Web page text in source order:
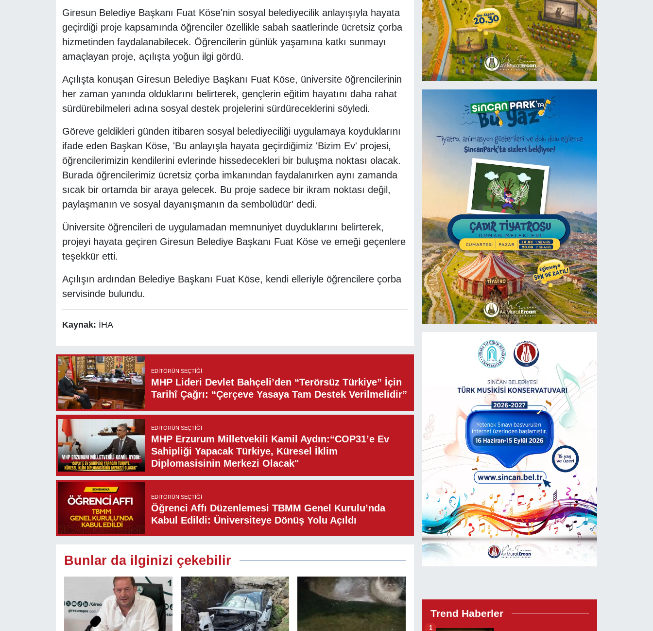
Giresun Belediye Başkanı Fuat Köse'nin sosyal belediyecilik anlayışıyla hayata
geçirdiği proje kapsamında öğrenciler özellikle sabah saatlerinde ücretsiz çorba
hizmetinden faydalanabilecek. Öğrencilerin günlük yaşamına katkı sunmayı
amaçlayan proje, açılışta yoğun ilgi gördü.
Açılışta konuşan Giresun Belediye Başkanı Fuat Köse, üniversite öğrencilerinin
her zaman yanında olduklarını belirterek, gençlerin eğitim hayatını daha rahat
sürdürebilmeleri adına sosyal destek projelerini sürdüreceklerini söyledi.
Göreve geldikleri günden itibaren sosyal belediyeciliği uygulamaya koyduklarını
ifade eden Başkan Köse, 'Bu anlayışla hayata geçirdiğimiz 'Bizim Ev' projesi,
öğrencilerimizin kendilerini evlerinde hissedecekleri bir buluşma noktası olacak.
Burada öğrencilerimiz ücretsiz çorba imkanından faydalanırken aynı zamanda
sıcak bir ortamda bir araya gelecek. Bu proje sadece bir ikram noktası değil,
paylaşmanın ve sosyal dayanışmanın da sembolüdür' dedi.
Üniversite öğrencileri de uygulamadan memnuniyet duyduklarını belirterek,
projeyi hayata geçiren Giresun Belediye Başkanı Fuat Köse ve emeği geçenlere
teşekkür etti.
Açılışın ardından Belediye Başkanı Fuat Köse, kendi elleriyle öğrencilere çorba
servisinde bulundu.
Kaynak: İHA
EDITÖRÜN SEÇTIĞI
MHP Lideri Devlet Bahçeli’den “Terörsüz Türkiye” İçin
Tarihî Çağrı: “Çerçeve Yasaya Tam Destek Verilmelidir”
EDITÖRÜN SEÇTIĞI
MHP Erzurum Milletvekili Kamil Aydın:“COP31’e Ev
Sahipliği Yapacak Türkiye, Küresel İklim
Diplomasisinin Merkezi Olacak"
EDITÖRÜN SEÇTIĞI
Öğrenci Affı Düzenlemesi TBMM Genel Kurulu’nda
Kabul Edildi: Üniversiteye Dönüş Yolu Açıldı
Bunlar da ilginizi çekebilir
Trend Haberler
1